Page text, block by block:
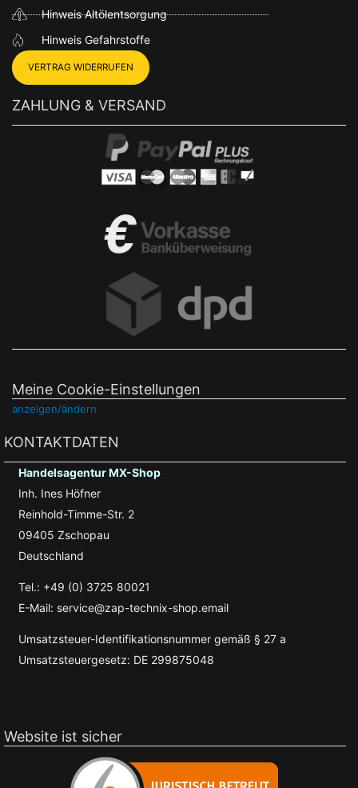
Hinweis Altölentsorgung
Hinweis Gefahrstoffe
VERTRAG WIDERRUFEN
ZAHLUNG & VERSAND
Meine Cookie-Einstellungen
anzeigen/ändern
KONTAKTDATEN
Handelsagentur MX-Shop
Inh. Ines Höfner
Reinhold-Timme-Str. 2
09405 Zschopau
Deutschland
Tel.: +49 (0) 3725 80021
E-Mail: service@zap-technix-shop.email
Umsatzsteuer-Identifikationsnummer gemäß § 27 a
Umsatzsteuergesetz: DE 299875048
Website ist sicher